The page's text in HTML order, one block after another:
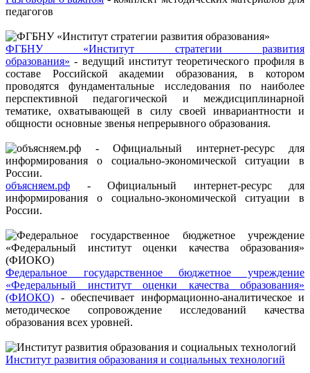
педагогов
ФГБНУ «Институт стратегии развития
образования» - ведущий институт теоретического профиля в
составе Российской академии образования, в котором
проводятся фундаментальные исследования по наиболее
перспективной педагогической и междисциплинарной
тематике, охватывающей в силу своей инвариантности и
общности основные звенья непрерывного образования.
объясняем.рф - Официальный интернет-ресурс для
информирования о социально-экономической ситуации в
России.
Федеральное государственное бюджетное учреждение
«Федеральный институт оценки качества образования»
(ФИОКО) - обеспечивает информационно-аналитическое и
методическое сопровождение исследований качества
образования всех уровней.
Институт развития образования и социальных технологий